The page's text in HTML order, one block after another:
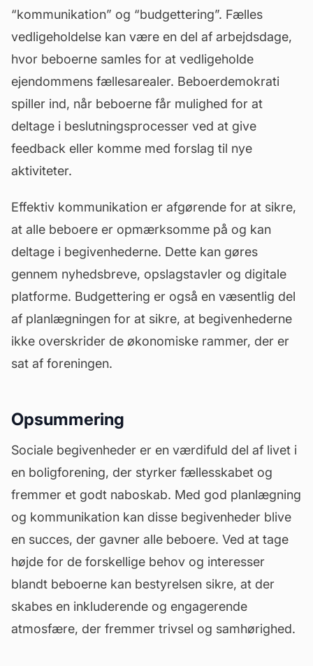
“kommunikation” og “budgettering”. Fælles
vedligeholdelse kan være en del af arbejdsdage,
hvor beboerne samles for at vedligeholde
ejendommens fællesarealer. Beboerdemokrati
spiller ind, når beboerne får mulighed for at
deltage i beslutningsprocesser ved at give
feedback eller komme med forslag til nye
aktiviteter.
Effektiv kommunikation er afgørende for at sikre,
at alle beboere er opmærksomme på og kan
deltage i begivenhederne. Dette kan gøres
gennem nyhedsbreve, opslagstavler og digitale
platforme. Budgettering er også en væsentlig del
af planlægningen for at sikre, at begivenhederne
ikke overskrider de økonomiske rammer, der er
sat af foreningen.
Opsummering
Sociale begivenheder er en værdifuld del af livet i
en boligforening, der styrker fællesskabet og
fremmer et godt naboskab. Med god planlægning
og kommunikation kan disse begivenheder blive
en succes, der gavner alle beboere. Ved at tage
højde for de forskellige behov og interesser
blandt beboerne kan bestyrelsen sikre, at der
skabes en inkluderende og engagerende
atmosfære, der fremmer trivsel og samhørighed.